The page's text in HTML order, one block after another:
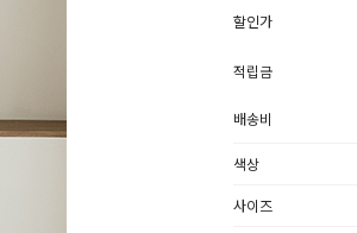
할인가
적립금
배송비
색상
사이즈